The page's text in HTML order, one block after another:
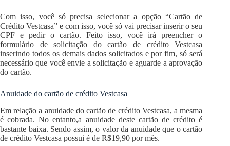
Com isso, você só precisa selecionar a opção “Cartão de
Crédito Vestcasa” e com isso, você só vai precisar inserir o seu
CPF e pedir o cartão. Feito isso, você irá preencher o
formulário de solicitação do cartão de crédito Vestcasa
inserindo todos os demais dados solicitados e por fim, só será
necessário que você envie a solicitação e aguarde a aprovação
do cartão.
Anuidade do cartão de crédito Vestcasa
Em relação a anuidade do cartão de crédito Vestcasa, a mesma
é cobrada. No entanto,a anuidade deste cartão de crédito é
bastante baixa. Sendo assim, o valor da anuidade que o cartão
de crédito Vestcasa possui é de R$19,90 por mês.